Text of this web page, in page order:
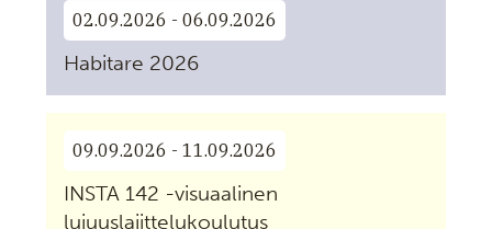
02.09.2026 - 06.09.2026
Habitare 2026
09.09.2026 - 11.09.2026
INSTA 142 -visuaalinen
lujuuslajittelukoulutus